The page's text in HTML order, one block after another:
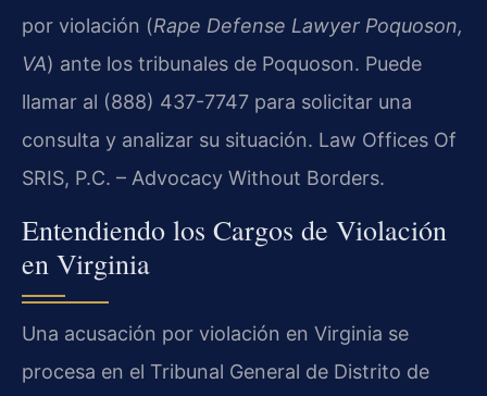
por violación (Rape Defense Lawyer Poquoson,
VA) ante los tribunales de Poquoson. Puede
llamar al (888) 437-7747 para solicitar una
consulta y analizar su situación. Law Offices Of
SRIS, P.C. – Advocacy Without Borders.
Entendiendo los Cargos de Violación
en Virginia
Una acusación por violación en Virginia se
procesa en el Tribunal General de Distrito de